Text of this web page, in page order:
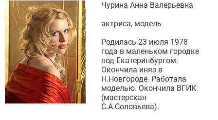
Чурина Анна Валерьевна
актриса, модель
Родилась 23 июля 1978
года в маленьком городке
под Екатеринбургом.
Окончила иняз в
Н.Новгороде. Работала
моделью. Окончила ВГИК
(мастерская
С.А.Соловьева).